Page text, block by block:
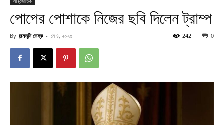
পোপের পোশাকে নিজের ছবি দিলেন ট্রাম্প
By জন্মভূমি ডেস্ক - মে ৪, ২০২৫ 0
242